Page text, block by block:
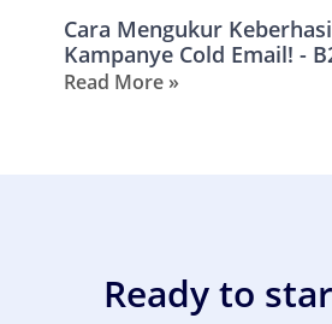
Cara Mengukur
Kampanye Cold Email! -
Read More »
Ready to